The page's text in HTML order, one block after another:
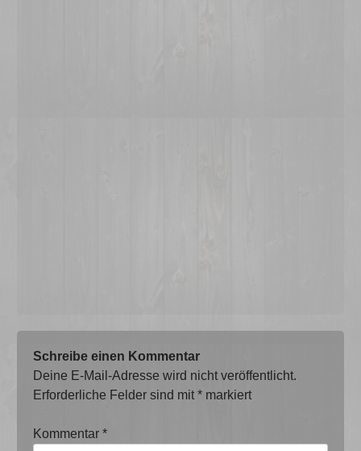
Schreibe einen Kommentar
Deine E-Mail-Adresse wird nicht veröffentlicht.
Erforderliche Felder sind mit* markiert
Kommentar*